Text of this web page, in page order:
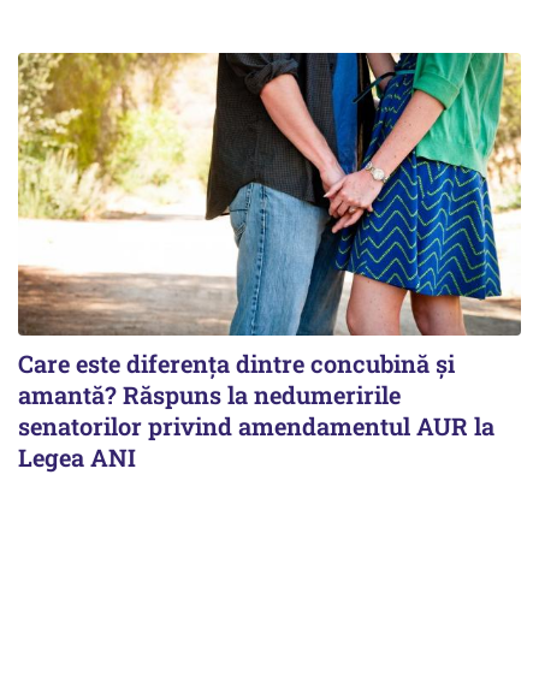
Care este diferența dintre concubină și
amantă? Răspuns la nedumeririle
senatorilor privind amendamentul AUR la
Legea ANI